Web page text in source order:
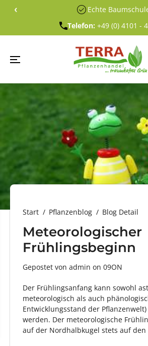
EN SIE ZU
‹ Echte
Telefon: +49 (0) 4101 -
Start Pflanzenblog Blog Detail
Meteorologischer
Frühlingsbeginn
Gepostet von admin on 09ON
Der Frühlingsanfang kann sowohl
meteorologisch als auch
Entwicklungsstand der
werden. Der meteorologische
auf der Nordhalbkugel stets auf den